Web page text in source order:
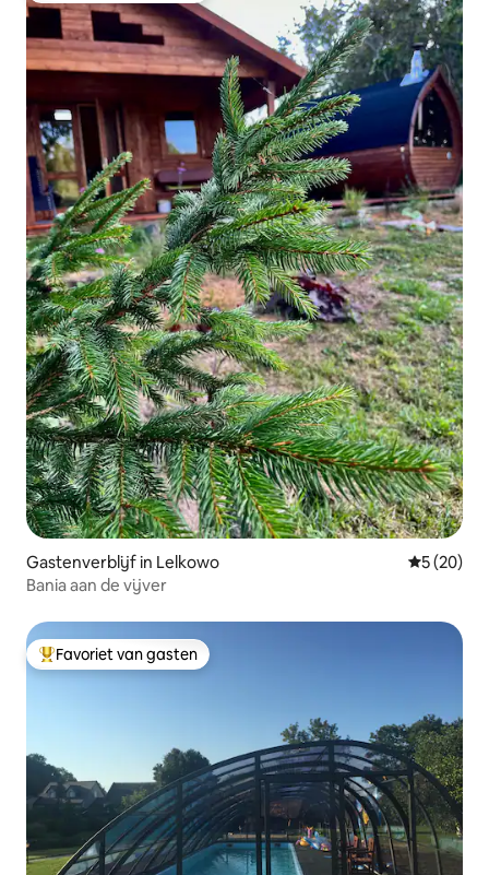
Gastenverblijf in Lelkowo
5 (20)
Bania aan de vijver
Topfavoriet van gasten
Favoriet van gasten